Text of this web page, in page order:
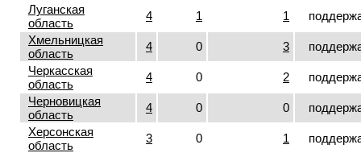
Луганская
область
4 1 1
Хмельницкая
область
4 0 3
Черкасская
область
4 0 2
Черновицкая
область
4 0 0
Херсонская
область
3 0 1